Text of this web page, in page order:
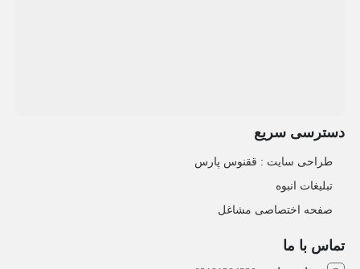
دسترسی سریع
طراحی سایت :‌ ققنوس پارس
تبلیغات انبوه
صفحه اختصاصی مشاغل
تماس با ما